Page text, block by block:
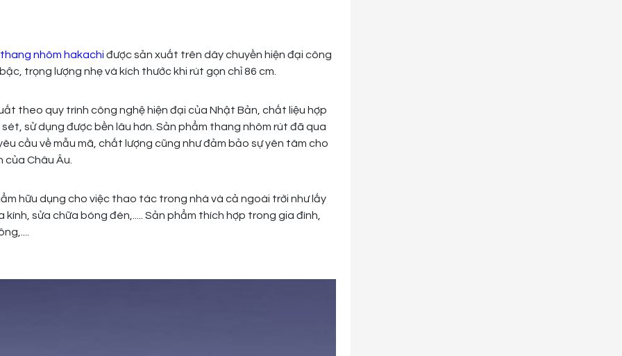
thang nhôm hakachi được sản xuất trên dây chuyền hiện đại công
trọng lượng nhẹ và kích thước khi rút gọn chỉ 86 cm.
theo quy trình công nghệ hiện đại của Nhật Bản, chất liệu hợp
sử dụng được bền lâu hơn. Sản phẩm thang nhôm rút đã qua
cầu về mẫu mã, chất lượng cũng như đảm bảo sự yên tâm cho
Châu Âu.
hữu dụng cho việc thao tác trong nhà và cả ngoài trời như lấy
sửa chữa bóng đèn,..... Sản phẩm thích hợp trong gia đình,